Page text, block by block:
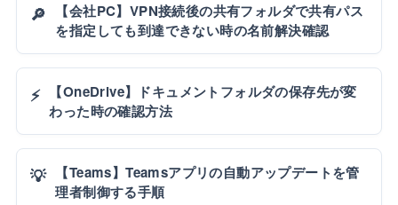
🔎
【会社PC】VPN接続後の共有フォルダで共有パス
を指定しても到達できない時の名前解決確認
⚡
【OneDrive】ドキュメントフォルダの保存先が変
わった時の確認方法
💡
【Teams】Teamsアプリの自動アップデートを管
理者制御する手順